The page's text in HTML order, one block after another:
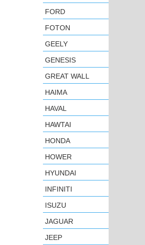
FORD
FOTON
GEELY
GENESIS
GREAT WALL
HAIMA
HAVAL
HAWTAI
HONDA
HOWER
HYUNDAI
INFINITI
ISUZU
JAGUAR
JEEP